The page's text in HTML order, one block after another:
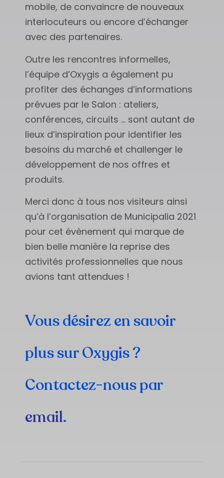
mobile, de convaincre de nouveaux
interlocuteurs ou encore d’échanger
avec des partenaires.
Outre les rencontres informelles,
l’équipe d’Oxygis a également pu
profiter des échanges d’informations
prévues par le Salon : ateliers,
conférences, circuits … sont autant de
lieux d’inspiration pour identifier les
besoins du marché et challenger le
développement de nos offres et
produits.
Merci donc à tous nos visiteurs ainsi
qu’à l’organisation de Municipalia 2021
pour cet évènement qui marque de
bien belle manière la reprise des
activités professionnelles que nous
avions tant attendues !
Vous désirez en savoir
plus sur Oxygis ?
Contactez-nous par
email.